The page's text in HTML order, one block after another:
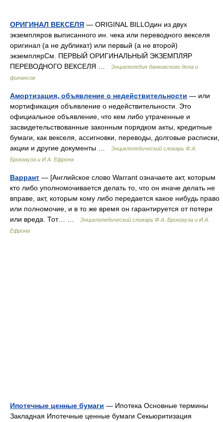
ОРИГИНАЛ ВЕКСЕЛЯ — ORIGINAL BILLОдин из двух
экземпляров выписанного ин. чека или переводного векселя
оригинал (а не дубликат) или первый (а не второй)
экземплярСм. ПЕРВЫЙ ОРИГИНАЛЬНЫЙ ЭКЗЕМПЛЯР
ПЕРЕВОДНОГО ВЕКСЕЛЯ …
Энциклопедия банковского дела и
финансов
Амортизация, объявление о недействительности — или
мортификация объявление о недействительности. Это
официальное объявление, что кем либо утраченные и
засвидетельствованные законным порядком акты, кредитные
бумаги, как векселя, ассигновки, переводы, долговые расписки,
акции и другие документы …
Энциклопедический словарь Ф.А.
Брокгауза и И.А. Ефрона
Варрант — [Английское слово Warrant означаете акт, которым
кто либо уполномочивается делать то, что он иначе делать не
вправе, акт, которым кому либо передается какое нибудь право
или полномочие, и в то же время он гарантируется от потери
или вреда. Тот… …
Энциклопедический словарь Ф.А. Брокгауза и И.А.
Ефрона
Ипотечные ценные бумаги — Ипотека Основные термины
Закладная Ипотечные ценные бумаги Секьюритизация